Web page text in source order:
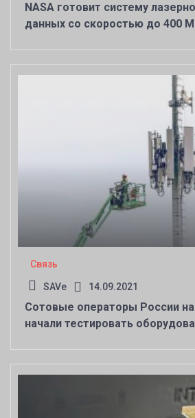
NASA готовит систему
данных со скоростью до 400
Связь
SAVe 14.09.2021
Сотовые операторы России на
начали тестировать